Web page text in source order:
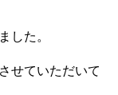
した。
せていただいて